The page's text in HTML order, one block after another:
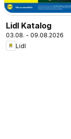
Lidl Katalog
03.08. - 09.08.2026
Lidl